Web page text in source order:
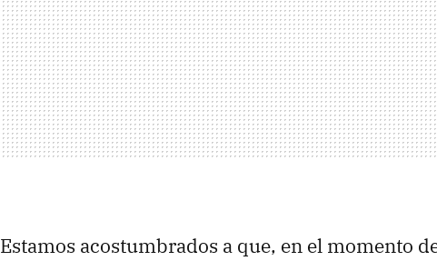
Estamos acostumbrados a que, en el momento